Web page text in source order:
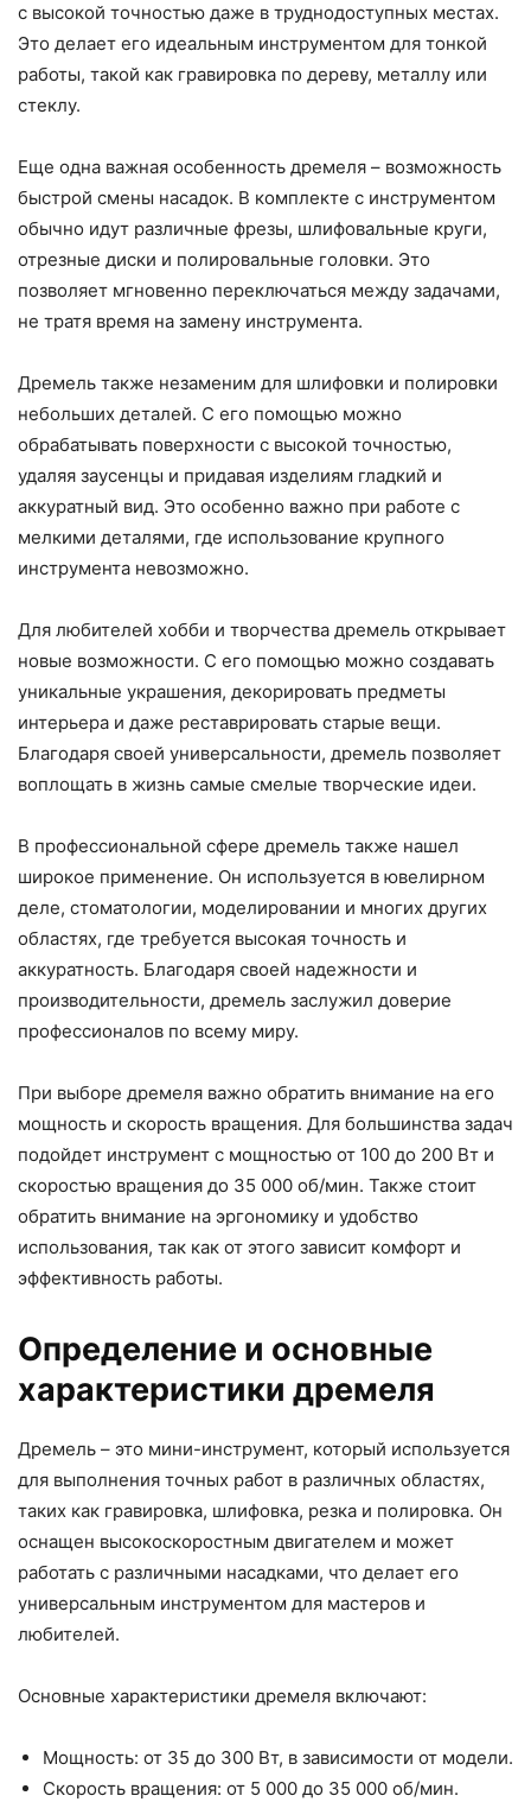
с высокой точностью даже в труднодоступных местах.
Это делает его идеальным инструментом для тонкой
работы, такой как гравировка по дереву, металлу или
стеклу.
Еще одна важная особенность дремеля – возможность
быстрой смены насадок. В комплекте с инструментом
обычно идут различные фрезы, шлифовальные круги,
отрезные диски и полировальные головки. Это
позволяет мгновенно переключаться между задачами,
не тратя время на замену инструмента.
Дремель также незаменим для шлифовки и полировки
небольших деталей. С его помощью можно
обрабатывать поверхности с высокой точностью,
удаляя заусенцы и придавая изделиям гладкий и
аккуратный вид. Это особенно важно при работе с
мелкими деталями, где использование крупного
инструмента невозможно.
Для любителей хобби и творчества дремель открывает
новые возможности. С его помощью можно создавать
уникальные украшения, декорировать предметы
интерьера и даже реставрировать старые вещи.
Благодаря своей универсальности, дремель позволяет
воплощать в жизнь самые смелые творческие идеи.
В профессиональной сфере дремель также нашел
широкое применение. Он используется в ювелирном
деле, стоматологии, моделировании и многих других
областях, где требуется высокая точность и
аккуратность. Благодаря своей надежности и
производительности, дремель заслужил доверие
профессионалов по всему миру.
При выборе дремеля важно обратить внимание на его
мощность и скорость вращения. Для большинства задач
подойдет инструмент с мощностью от 100 до 200 Вт и
скоростью вращения до 35 000 об/мин. Также стоит
обратить внимание на эргономику и удобство
использования, так как от этого зависит комфорт и
эффективность работы.
Определение и основные
характеристики дремеля
Дремель – это мини-инструмент, который используется
для выполнения точных работ в различных областях,
таких как гравировка, шлифовка, резка и полировка. Он
оснащен высокоскоростным двигателем и может
работать с различными насадками, что делает его
универсальным инструментом для мастеров и
любителей.
Основные характеристики дремеля включают:
Мощность: от 35 до 300 Вт, в зависимости от модели.
Скорость вращения: от 5 000 до 35 000 об/мин.